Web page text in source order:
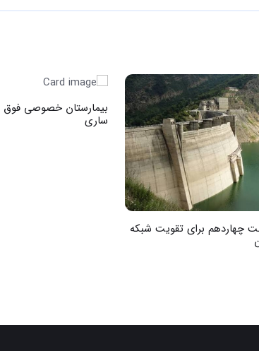
چهاردهم برای تقویت شبکه
بیمارستان خصوصی
ساری